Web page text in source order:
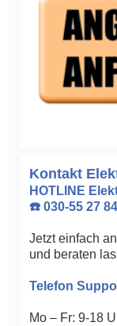
Kontakt
HOTLINE
☎️ 030-55 27
Jetzt einfach
und beraten
Telefon
Mo – Fr: 9-18